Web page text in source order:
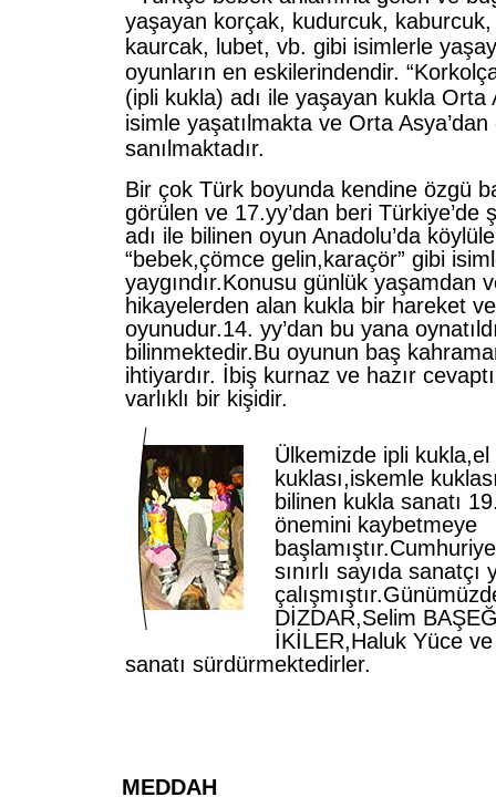
yaşayan korçak, kudurcuk,
kaurcak, lubet, vb. gibi isimlerle
oyunların en eskilerindendir.
(ipli kukla) adı ile yaşayan kukla Orta
isimle yaşatılmakta ve Orta Asya’dan
sanılmaktadır.
Bir çok Türk boyunda kendine özgü
görülen ve 17.yy’dan beri Türkiye’de
adı ile bilinen oyun Anadolu’da
“bebek,çömce gelin,karaçör” gibi
yaygındır.Konusu günlük yaşamdan
hikayelerden alan kukla bir hareket
oyunudur.14. yy’dan bu yana
bilinmektedir.Bu oyunun baş
ihtiyardır. İbiş kurnaz ve hazır
varlıklı bir kişidir.
Ülkemizde ipli kukla,el
kuklası,iskemle
bilinen kukla sanatı
önemini kaybetmeye
sınırlı sayıda
DİZDAR,Selim
İKİLER,Haluk Yüce
sanatı sürdürmektedirler.
MEDDAH